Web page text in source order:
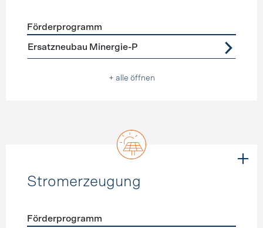
Förderprogramme Neubau
Förderprogramm
Ersatzneubau Minergie-P
+ alle öffnen
Stromerzeugung
Förderprogramm